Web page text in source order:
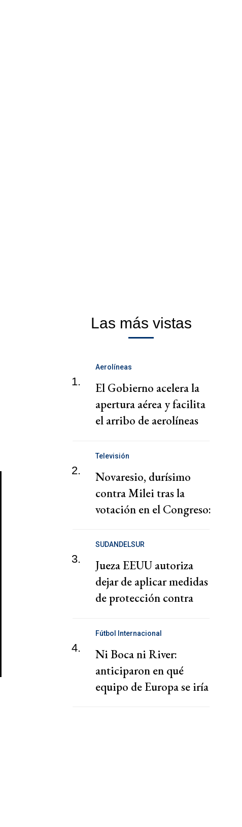
Las más vistas
1.
Aerolíneas
El Gobierno acelera la
apertura aérea y facilita
el arribo de aerolíneas
2.
Televisión
Novaresio, durísimo
contra Milei tras la
votación en el Congreso:
3.
SUDANDELSUR
Jueza EEUU autoriza
dejar de aplicar medidas
de protección contra
sudaneses del Sur
4.
Fútbol Internacional
Ni Boca ni River:
anticiparon en qué
equipo de Europa se iría